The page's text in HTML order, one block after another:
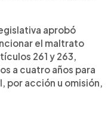
aprobó
el maltrato
261 y 263,
a cuatro años para
por acción u omisión,